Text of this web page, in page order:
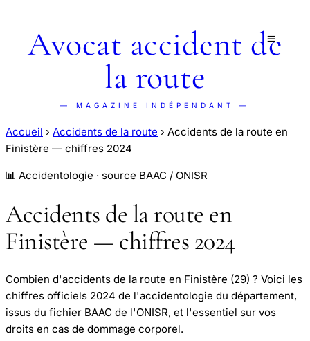
Avocat accident de
la route
— MAGAZINE INDÉPENDANT —
Accueil › Accidents de la route › Accidents de la route en
Finistère — chiffres 2024
📊 Accidentologie · source BAAC / ONISR
Accidents de la route en
Finistère — chiffres 2024
Combien d'accidents de la route en Finistère (29) ? Voici les
chiffres officiels 2024 de l'accidentologie du département,
issus du fichier BAAC de l'ONISR, et l'essentiel sur vos
droits en cas de dommage corporel.